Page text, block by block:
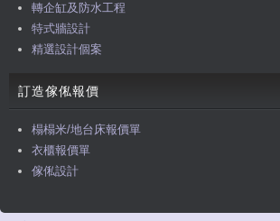
轉企缸及防水工程
特式牆設計
精選設計個案
訂造傢俬報價
榻榻米/地台床報價單
衣櫃報價單
傢俬設計